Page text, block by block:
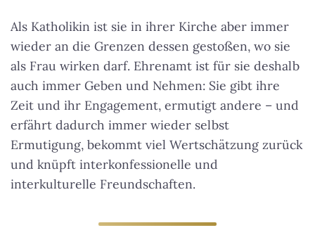
Als Katholikin ist sie in ihrer Kirche aber immer
wieder an die Grenzen dessen gestoßen, wo sie
als Frau wirken darf. Ehrenamt ist für sie deshalb
auch immer Geben und Nehmen: Sie gibt ihre
Zeit und ihr Engagement, ermutigt andere – und
erfährt dadurch immer wieder selbst
Ermutigung, bekommt viel Wertschätzung zurück
und knüpft interkonfessionelle und
interkulturelle Freundschaften.